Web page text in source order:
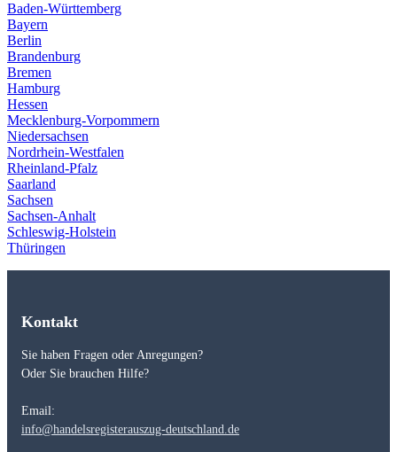
Baden-Württemberg
Bayern
Berlin
Brandenburg
Bremen
Hamburg
Hessen
Mecklenburg-Vorpommern
Niedersachsen
Nordrhein-Westfalen
Rheinland-Pfalz
Saarland
Sachsen
Sachsen-Anhalt
Schleswig-Holstein
Thüringen
Kontakt
Sie haben Fragen oder Anregungen?
Oder Sie brauchen Hilfe?
Email:
info@handelsregisterauszug-deutschland.de